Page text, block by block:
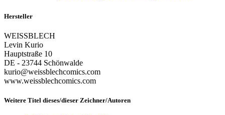
Hersteller
WEISSBLECH
Levin Kurio
Hauptstraße 10
DE - 23744 Schönwalde
kurio@weissblechcomics.com
www.weissblechcomics.com
Weitere Titel dieses/dieser Zeichner/Autoren